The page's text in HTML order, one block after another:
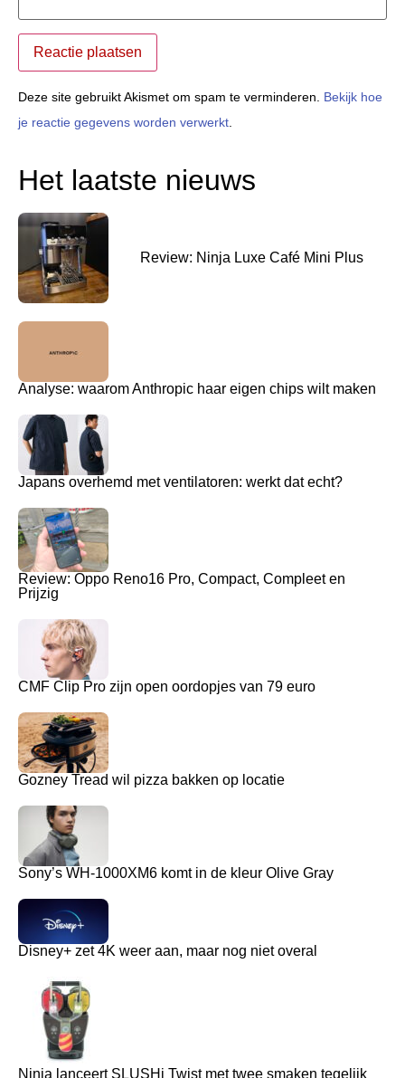
Deze site gebruikt Akismet om spam te verminderen. Bekijk hoe
je reactie gegevens worden verwerkt
Het laatste nieuws
Review: Ninja Luxe Café Mini Plus
Analyse: waarom Anthropic haar eigen chips wilt maken
Japans overhemd met ventilatoren: werkt dat echt?
Review: Oppo Reno16 Pro, Compact, Compleet en
Prijzig
CMF Clip Pro zijn open oordopjes van 79 euro
Gozney Tread wil pizza bakken op locatie
Sony’s WH-1000XM6 komt in de kleur Olive Gray
Disney+ zet 4K weer aan, maar nog niet overal
Ninja lanceert SLUSHi Twist met twee smaken tegelijk